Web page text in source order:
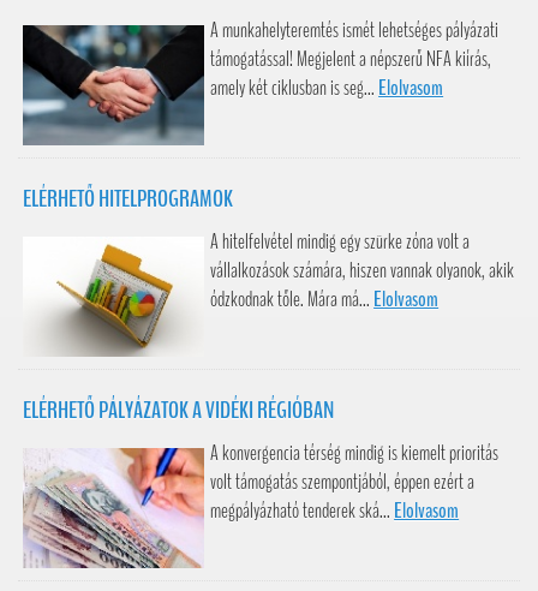
A munkahelyteremtés ismét lehetséges pályázati
támogatással! Megjelent a népszerű NFA kiírás,
amely két ciklusban is seg... Elolvasom
ELÉRHETŐ HITELPROGRAMOK
A hitelfelvétel mindig egy szürke zóna volt a
vállalkozások számára, hiszen vannak olyanok, akik
ódzkodnak tőle. Mára má... Elolvasom
ELÉRHETŐ PÁLYÁZATOK A VIDÉKI RÉGIÓBAN
A konvergencia térség mindig is kiemelt prioritás
volt támogatás szempontjából, éppen ezért a
megpályázható tenderek ská... Elolvasom